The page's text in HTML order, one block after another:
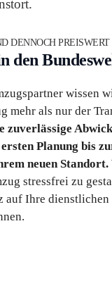
DENNOCH
den
wissen
mehr als nur der
zuverlässige
Planung bis
neuen Standort.
stressfrei zu
auf Ihre